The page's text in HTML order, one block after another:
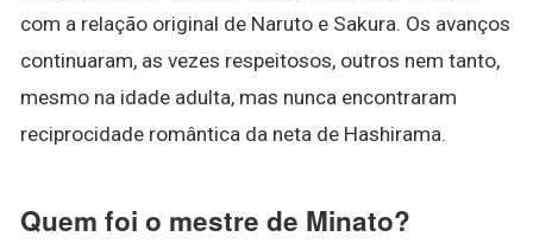
com a relação original de Naruto e Sakura. Os avanços
continuaram, as vezes respeitosos, outros nem tanto,
mesmo na idade adulta, mas nunca encontraram
reciprocidade romântica da neta de Hashirama.
Quem foi o mestre de Minato?